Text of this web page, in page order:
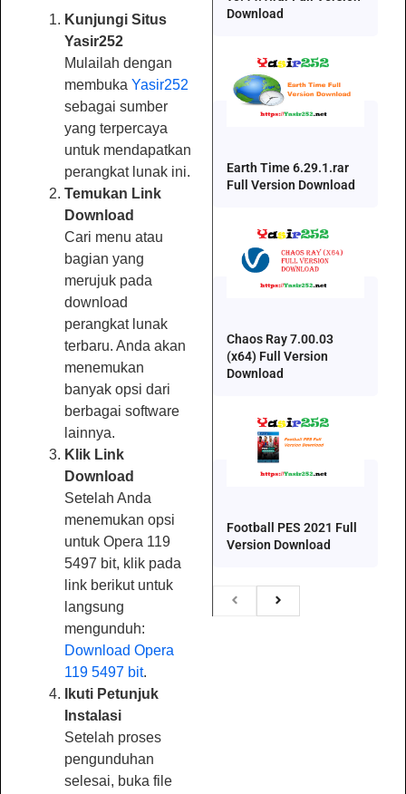
Kunjungi Situs
Yasir252
Mulailah dengan
membuka Yasir252
sebagai sumber
yang terpercaya
untuk mendapatkan
perangkat lunak ini.
Temukan Link
Download
Cari menu atau
bagian yang
merujuk pada
download
perangkat lunak
terbaru. Anda akan
menemukan
banyak opsi dari
berbagai software
lainnya.
Klik Link
Download
Setelah Anda
menemukan opsi
untuk Opera 119
5497 bit, klik pada
link berikut untuk
langsung
mengunduh:
Download Opera
119 5497 bit.
Ikuti Petunjuk
Instalasi
Setelah proses
pengunduhan
selesai, buka file
Download
Earth Time 6.29.1.rar
Full Version Download
Chaos Ray 7.00.03
(x64) Full Version
Download
Football PES 2021 Full
Version Download